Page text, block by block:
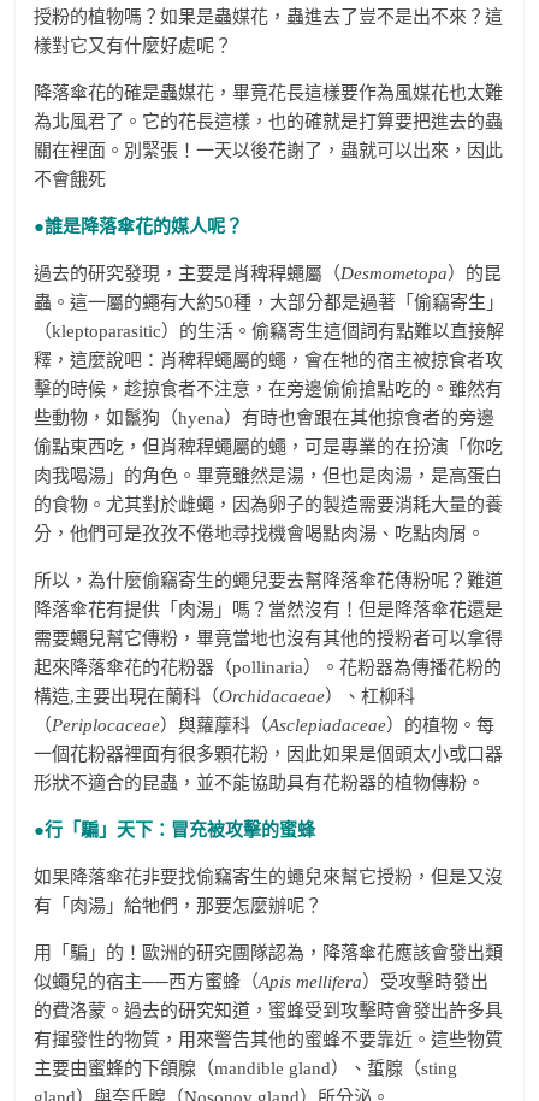
授粉的植物嗎？如果是蟲媒花，蟲進去了豈不是出不來？這
樣對它又有什麼好處呢？
降落傘花的確是蟲媒花，畢竟花長這樣要作為風媒花也太難
為北風君了。它的花長這樣，也的確就是打算要把進去的蟲
關在裡面。別緊張！一天以後花謝了，蟲就可以出來，因此
不會餓死
●誰是降落傘花的媒人呢？
過去的研究發現，主要是肖稗稈蠅屬（Desmometopa）的昆
蟲。這一屬的蠅有大約50種，大部分都是過著「偷竊寄生」
（kleptoparasitic）的生活。偷竊寄生這個詞有點難以直接解
釋，這麼說吧：肖稗稈蠅屬的蠅，會在牠的宿主被掠食者攻
擊的時候，趁掠食者不注意，在旁邊偷偷搶點吃的。雖然有
些動物，如鬣狗（hyena）有時也會跟在其他掠食者的旁邊
偷點東西吃，但肖稗稈蠅屬的蠅，可是專業的在扮演「你吃
肉我喝湯」的角色。畢竟雖然是湯，但也是肉湯，是高蛋白
的食物。尤其對於雌蠅，因為卵子的製造需要消耗大量的養
分，他們可是孜孜不倦地尋找機會喝點肉湯、吃點肉屑。
所以，為什麼偷竊寄生的蠅兒要去幫降落傘花傳粉呢？難道
降落傘花有提供「肉湯」嗎？當然沒有！但是降落傘花還是
需要蠅兒幫它傳粉，畢竟當地也沒有其他的授粉者可以拿得
起來降落傘花的花粉器（pollinaria）。花粉器為傳播花粉的
構造,主要出現在蘭科（Orchidacaeae）、杠柳科
（Periplocaceae）與蘿藦科（Asclepiadaceae）的植物。每
一個花粉器裡面有很多顆花粉，因此如果是個頭太小或口器
形狀不適合的昆蟲，並不能協助具有花粉器的植物傳粉。
●行「騙」天下：冒充被攻擊的蜜蜂
如果降落傘花非要找偷竊寄生的蠅兒來幫它授粉，但是又沒
有「肉湯」給牠們，那要怎麼辦呢？
用「騙」的！歐洲的研究團隊認為，降落傘花應該會發出類
似蠅兒的宿主──西方蜜蜂（Apis mellifera）受攻擊時發出
的費洛蒙。過去的研究知道，蜜蜂受到攻擊時會發出許多具
有揮發性的物質，用來警告其他的蜜蜂不要靠近。這些物質
主要由蜜蜂的下頜腺（mandible gland）、蜇腺（sting